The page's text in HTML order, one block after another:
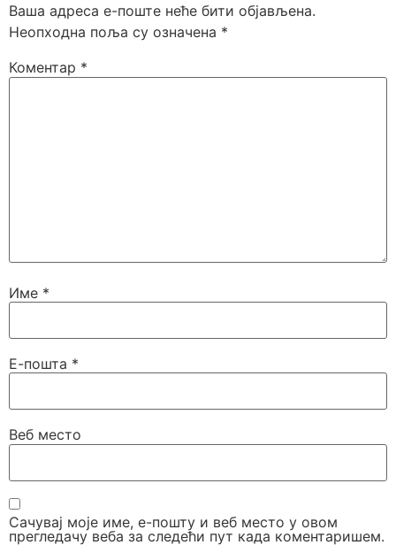
Ваша адреса е-поште неће бити објављена.
Неопходна поља су означена *
Коментар *
Име *
Е-пошта *
Веб место
Сачувај моје име, е-пошту и веб место у овом
прегледачу веба за следећи пут када коментаришем.